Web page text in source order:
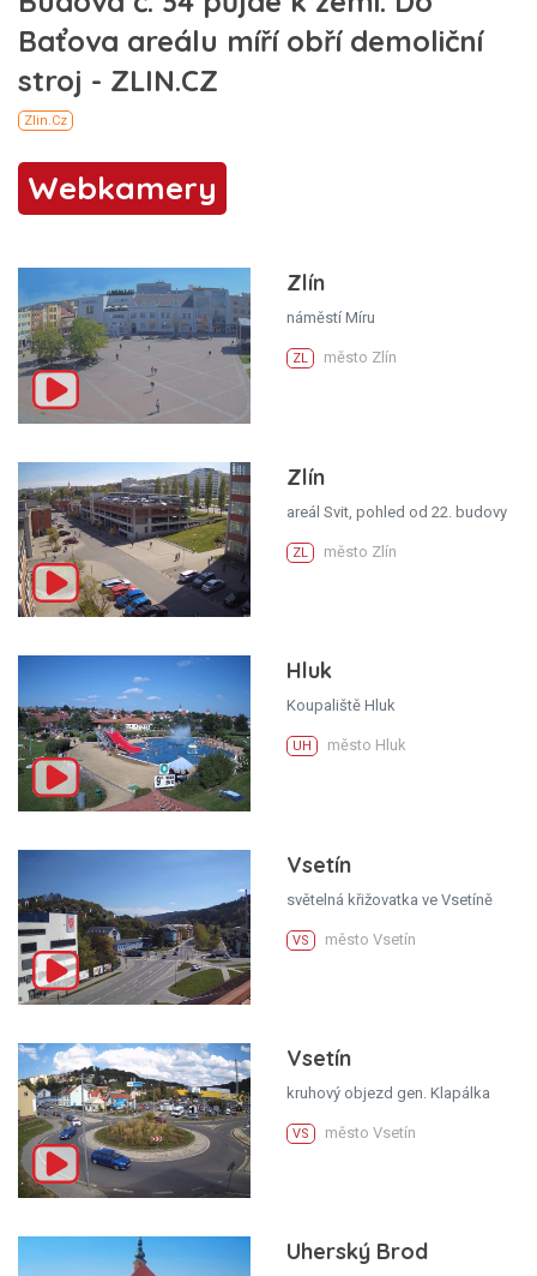
Webkamery
Zlín
náměstí Míru
ZL město Zlín
Zlín
areál Svit, pohled od 22. budovy
ZL město Zlín
Hluk
Koupaliště Hluk
UH město Hluk
Vsetín
světelná křižovatka ve Vsetíně
VS město Vsetín
Vsetín
kruhový objezd gen. Klapálka
VS město Vsetín
Uherský Brod